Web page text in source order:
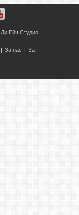
Ди Ейч Студио.
| За нас | За